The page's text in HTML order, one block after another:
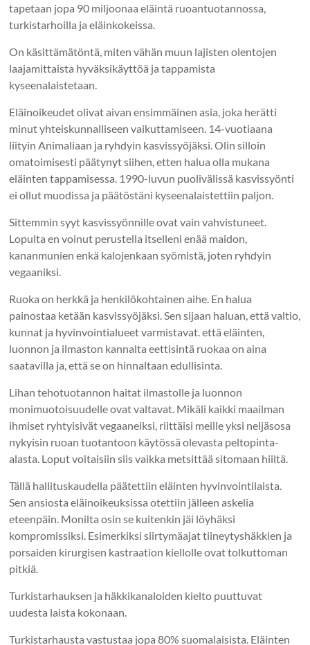
tapetaan jopa 90 miljoonaa eläintä ruoantuotannossa,
turkistarhoilla ja eläinkokeissa.
On käsittämätöntä, miten vähän muun lajisten olentojen
laajamittaista hyväksikäyttöä ja tappamista
kyseenalaistetaan.
Eläinoikeudet olivat aivan ensimmäinen asia, joka herätti
minut yhteiskunnalliseen vaikuttamiseen. 14-vuotiaana
liityin Animaliaan ja ryhdyin kasvissyöjäksi. Olin silloin
omatoimisesti päätynyt siihen, etten halua olla mukana
eläinten tappamisessa. 1990-luvun puolivälissä kasvissyönti
ei ollut muodissa ja päätöstäni kyseenalaistettiin paljon.
Sittemmin syyt kasvissyönnille ovat vain vahvistuneet.
Lopulta en voinut perustella itselleni enää maidon,
kananmunien enkä kalojenkaan syömistä, joten ryhdyin
vegaaniksi.
Ruoka on herkkä ja henkilökohtainen aihe. En halua
painostaa ketään kasvissyöjäksi. Sen sijaan haluan, että valtio,
kunnat ja hyvinvointialueet varmistavat. että eläinten,
luonnon ja ilmaston kannalta eettisintä ruokaa on aina
saatavilla ja, että se on hinnaltaan edullisinta.
Lihan tehotuotannon haitat ilmastolle ja luonnon
monimuotoisuudelle ovat valtavat. Mikäli kaikki maailman
ihmiset ryhtyisivät vegaaneiksi, riittäisi meille yksi neljäsosa
nykyisin ruoan tuotantoon käytössä olevasta peltopinta-
alasta. Loput voitaisiin siis vaikka metsittää sitomaan hiiltä.
Tällä hallituskaudella päätettiin eläinten hyvinvointilaista.
Sen ansiosta eläinoikeuksissa otettiin jälleen askelia
eteenpäin. Monilta osin se kuitenkin jäi löyhäksi
kompromissiksi. Esimerkiksi siirtymäajat tiineytyshäkkien ja
porsaiden kirurgisen kastraation kiellolle ovat tolkuttoman
pitkiä.
Turkistarhauksen ja häkkikanaloiden kielto puuttuvat
uudesta laista kokonaan.
Turkistarhausta vastustaa jopa 80% suomalaisista. Eläinten